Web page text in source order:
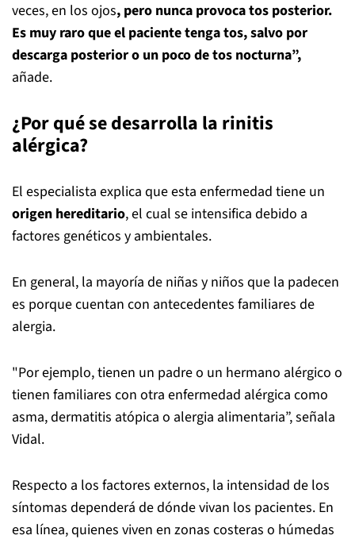
veces, en los ojos, pero nunca provoca tos posterior.
Es muy raro que el paciente tenga tos, salvo por
descarga posterior o un poco de tos nocturna”,
añade.
¿Por qué se desarrolla la rinitis
alérgica?
El especialista explica que esta enfermedad tiene un
origen hereditario, el cual se intensifica debido a
factores genéticos y ambientales.
En general, la mayoría de niñas y niños que la padecen
es porque cuentan con antecedentes familiares de
alergia.
"Por ejemplo, tienen un padre o un hermano alérgico o
tienen familiares con otra enfermedad alérgica como
asma, dermatitis atópica o alergia alimentaria”, señala
Vidal.
Respecto a los factores externos, la intensidad de los
síntomas dependerá de dónde vivan los pacientes. En
esa línea, quienes viven en zonas costeras o húmedas